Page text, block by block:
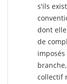
s'ils
dont
de
imposés
collectif